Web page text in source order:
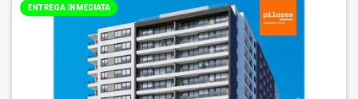
ENTREGA INMEDIATA